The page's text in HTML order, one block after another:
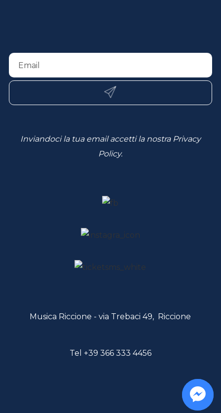
Inviandoci la tua email accetti la nostra Privacy
Policy.
Musica Riccione - via Trebaci 49, Riccione
Tel +39 366 333 4456